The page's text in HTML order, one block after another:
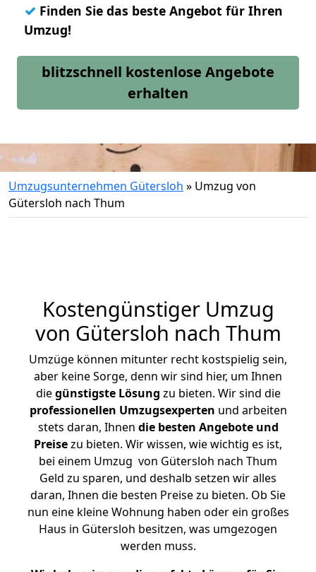
✓ Finden Sie das beste Angebot für Ihren
Umzug!
blitzschnell kostenlose Angebote
erhalten
Umzugsunternehmen Gütersloh » Umzug von
Gütersloh nach Thum
Kostengünstiger Umzug
von Gütersloh nach Thum
Umzüge können mitunter recht kostspielig sein,
aber keine Sorge, denn wir sind hier, um Ihnen
diegünstigste Lösung zu bieten. Wir sind die
professionellen Umzugsexperten und arbeiten
stets daran, Ihnen die besten Angebote und
Preisezu bieten. Wir wissen, wie wichtig es ist,
bei einem Umzug von Gütersloh nach Thum
Geld zu sparen, und deshalb setzen wir alles
daran, Ihnen die besten Preise zu bieten. Ob Sie
nun eine kleine Wohnung haben oder ein großes
Haus in Gütersloh besitzen, was umgezogen
werden muss.